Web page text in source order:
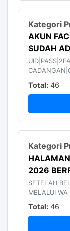
AKUN
SUDAH
Total:46
2026
SETELAH
MELALUI WA
Total:46